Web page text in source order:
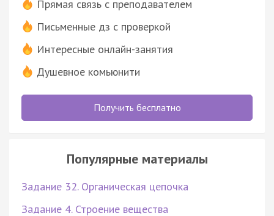
Прямая связь с преподавателем
Письменные дз с проверкой
Интересные онлайн-занятия
Душевное комьюнити
Получить бесплатно
Популярные материалы
Задание 32. Органическая цепочка
Задание 4. Строение вещества